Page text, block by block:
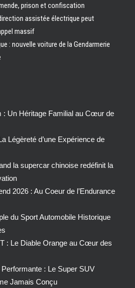
prison et confiscation
assistée électrique peut
massif
: nouvelle voiture de la Gendarmerie
: Un Héritage Familial au Cœur de
Légèreté d’une Expérience de
la supercar chinoise redéfinit la
2026 : Au Coeur de l’Endurance
du Sport Automobile Historique
: Le Diable Orange au Cœur des
: Le Super SUV
Jamais Conçu